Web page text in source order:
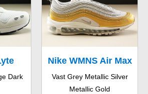
Dark
Nike WMNS Air Max
97 SE
Vast Grey Metallic Silver
Metallic Gold